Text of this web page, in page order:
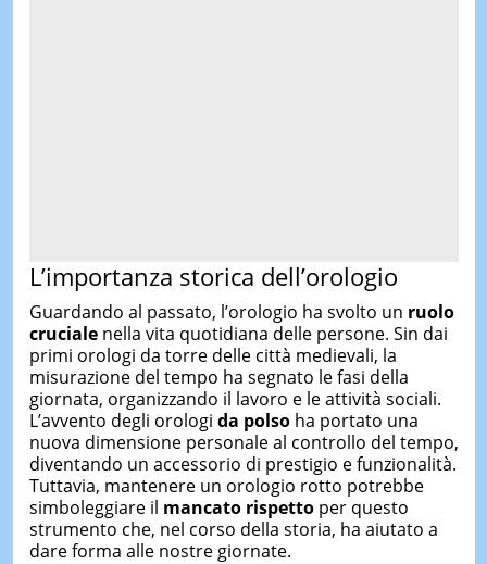
L’importanza storica dell’orologio
Guardando al passato, l’orologio ha svolto un ruolo
crucialenella vita quotidiana delle persone. Sin dai
primi orologi da torre delle città medievali, la
misurazione del tempo ha segnato le fasi della
giornata, organizzando il lavoro e le attività sociali.
L’avvento degli orologi da polsoha portato una
nuova dimensione personale al controllo del tempo,
diventando un accessorio di prestigio e funzionalità.
Tuttavia, mantenere un orologio rotto potrebbe
simboleggiare il mancato rispettoper questo
strumento che, nel corso della storia, ha aiutato a
dare forma alle nostre giornate.